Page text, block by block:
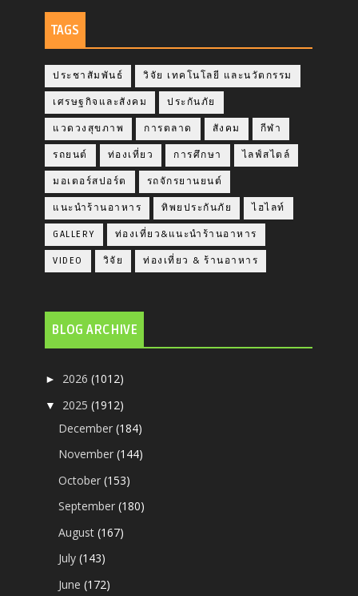
TAGS
ประชาสัมพันธ์ วิจัย เทคโนโลยี และนวัตกรรม
เศรษฐกิจและสังคม ประกันภัย
แวดวงสุขภาพ การตลาด สังคม กีฬา
รถยนต์ ท่องเที่ยว การศึกษา ไลฟ์สไตล์
มอเตอร์สปอร์ต รถจักรยานยนต์
แนะนำร้านอาหาร ทิพยประกันภัย ไฮไลท์
GALLERY ท่องเที่ยว&แนะนำร้านอาหาร
VIDEO วิจัย ท่องเที่ยว & ร้านอาหาร
BLOG ARCHIVE
► 2026(1012)
▼ 2025(1912)
December(184)
November(144)
October(153)
September(180)
August(167)
July(143)
June(172)